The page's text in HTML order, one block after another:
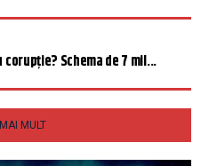
Schema de 7 mil...
MULT